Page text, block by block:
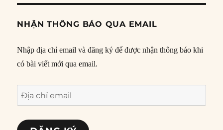
NHẬN THÔNG BÁO QUA EMAIL
Nhập địa chỉ email và đăng ký để được nhận thông báo khi
có bài viết mới qua email.
Địa
chỉ
email